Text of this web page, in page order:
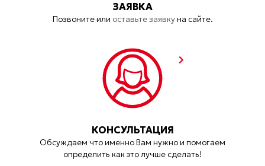
ЗАЯВКА
Позвоните или оставьте заявкуна сайте.
КОНСУЛЬТАЦИЯ
Обсуждаем что именно Вам нужно и помогаем
определить как это лучше сделать!